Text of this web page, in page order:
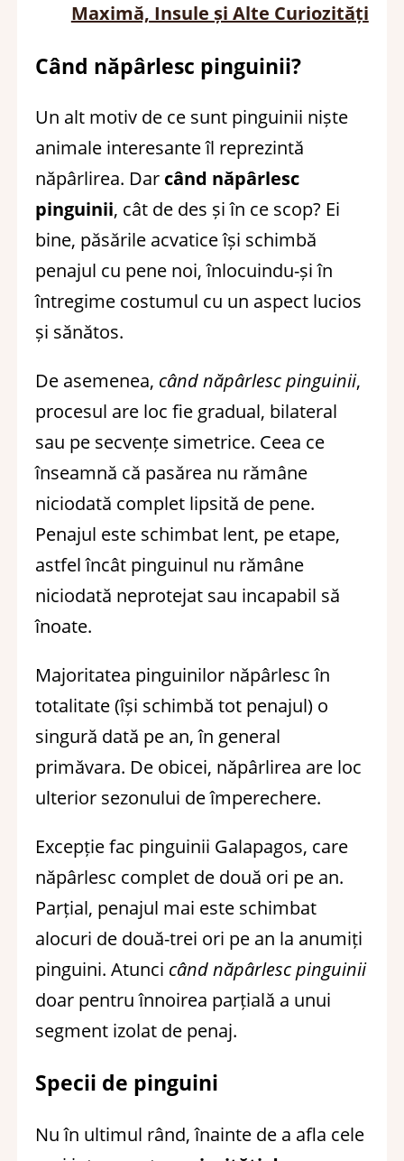
Maximă, Insule și Alte Curiozități
Când năpârlesc pinguinii?
Un alt motiv de ce sunt pinguinii niște
animale interesante îl reprezintă
năpârlirea. Dar când năpârlesc
pinguinii, cât de des și în ce scop? Ei
bine, păsările acvatice își schimbă
penajul cu pene noi, înlocuindu-și în
întregime costumul cu un aspect lucios
și sănătos.
De asemenea, când năpârlesc pinguinii,
procesul are loc fie gradual, bilateral
sau pe secvențe simetrice. Ceea ce
înseamnă că pasărea nu rămâne
niciodată complet lipsită de pene.
Penajul este schimbat lent, pe etape,
astfel încât pinguinul nu rămâne
niciodată neprotejat sau incapabil să
înoate.
Majoritatea pinguinilor năpârlesc în
totalitate (își schimbă tot penajul) o
singură dată pe an, în general
primăvara. De obicei, năpârlirea are loc
ulterior sezonului de împerechere.
Excepție fac pinguinii Galapagos, care
năpârlesc complet de două ori pe an.
Parțial, penajul mai este schimbat
alocuri de două-trei ori pe an la anumiți
pinguini. Atunci când năpârlesc pinguinii
doar pentru înnoirea parțială a unui
segment izolat de penaj.
Specii de pinguini
Nu în ultimul rând, înainte de a afla cele